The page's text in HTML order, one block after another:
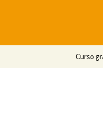
Curso